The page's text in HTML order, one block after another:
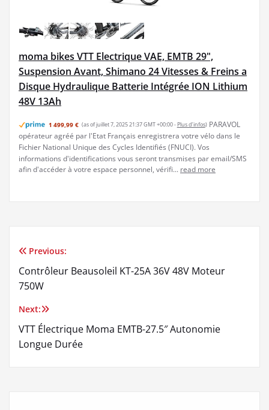
moma bikes VTT Electrique VAE, EMTB 29",
Suspension Avant, Shimano 24 Vitesses & Freins a
Disque Hydraulique Batterie Intégrée ION Lithium
48V 13Ah
1 499,99 € (as of juillet 7, 2025 21:37 GMT +00:00 - Plus d’infos) PARAVOL
opérateur agréé par l'Etat Français enregistrera votre vélo dans le
Fichier National Unique des Cycles Identifiés (FNUCI). Vos
informations d'identifications vous seront transmises par email/SMS
afin d'accéder à votre espace personnel, vérifi... read more
Navigation
de
l’article
Previous:
Contrôleur Beausoleil KT-25A 36V 48V Moteur
750W
Next:
VTT Électrique Moma EMTB-27.5″ Autonomie
Longue Durée